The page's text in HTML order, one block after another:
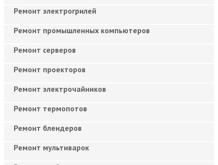
Ремонт электрогрилей
Ремонт промышленных компьютеров
Ремонт серверов
Ремонт проекторов
Ремонт электрочайников
Ремонт термопотов
Ремонт блендеров
Ремонт мультиварок